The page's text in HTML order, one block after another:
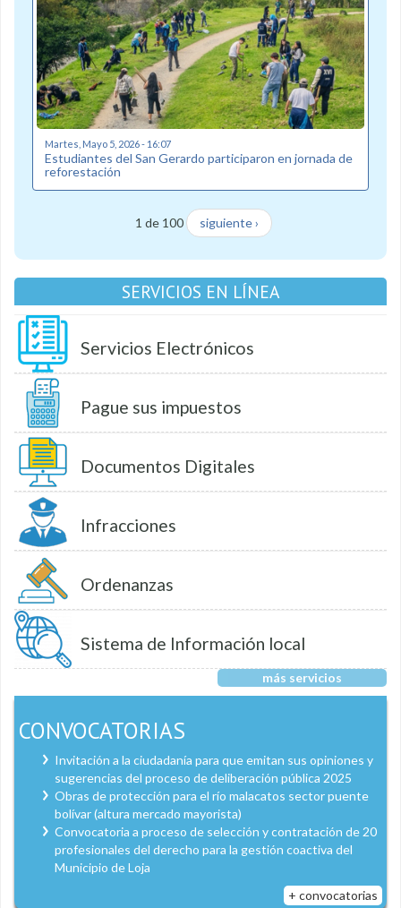
Martes, Mayo 5, 2026 - 16:07
Estudiantes del San Gerardo participaron en jornada de
reforestación
1 de 100 siguiente ›
SERVICIOS EN LÍNEA
Servicios Electrónicos
Pague sus impuestos
Documentos Digitales
Infracciones
Ordenanzas
Sistema de Información local
más servicios
CONVOCATORIAS
Invitación a la ciudadanía para que emitan sus opiniones y
sugerencias del proceso de deliberación pública 2025
Obras de protección para el río malacatos sector puente
bolívar (altura mercado mayorista)
Convocatoria a proceso de selección y contratación de 20
profesionales del derecho para la gestión coactiva del
Municipio de Loja
+ convocatorias